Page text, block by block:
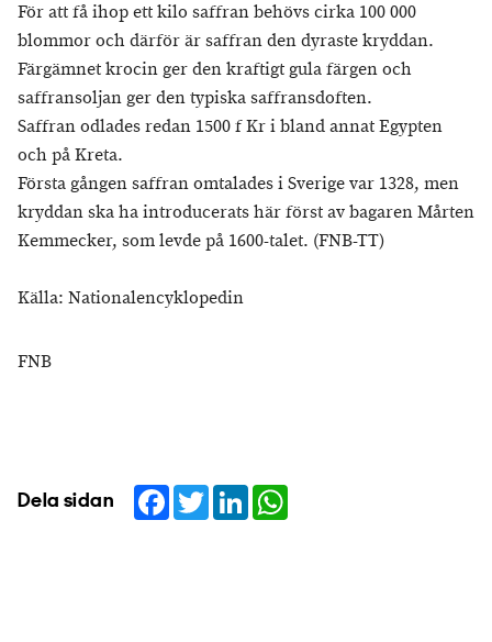
För att få ihop ett kilo saffran behövs cirka 100 000
blommor och därför är saffran den dyraste kryddan.
Färgämnet krocin ger den kraftigt gula färgen och
saffransoljan ger den typiska saffransdoften.
Saffran odlades redan 1500 f Kr i bland annat Egypten
och på Kreta.
Första gången saffran omtalades i Sverige var 1328, men
kryddan ska ha introducerats här först av bagaren Mårten
Kemmecker, som levde på 1600-talet. (FNB-TT)
Källa: Nationalencyklopedin
FNB
Dela sidan Facebook
TwitterLinkedIn